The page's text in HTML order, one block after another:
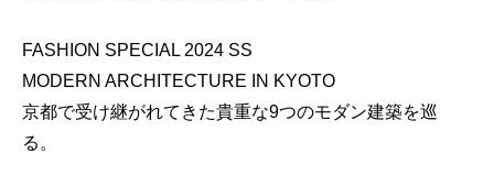
FASHION SPECIAL 2024 SS
MODERN ARCHITECTURE IN KYOTO
京都で受け継がれてきた貴重な9つのモダン建築を巡
る。